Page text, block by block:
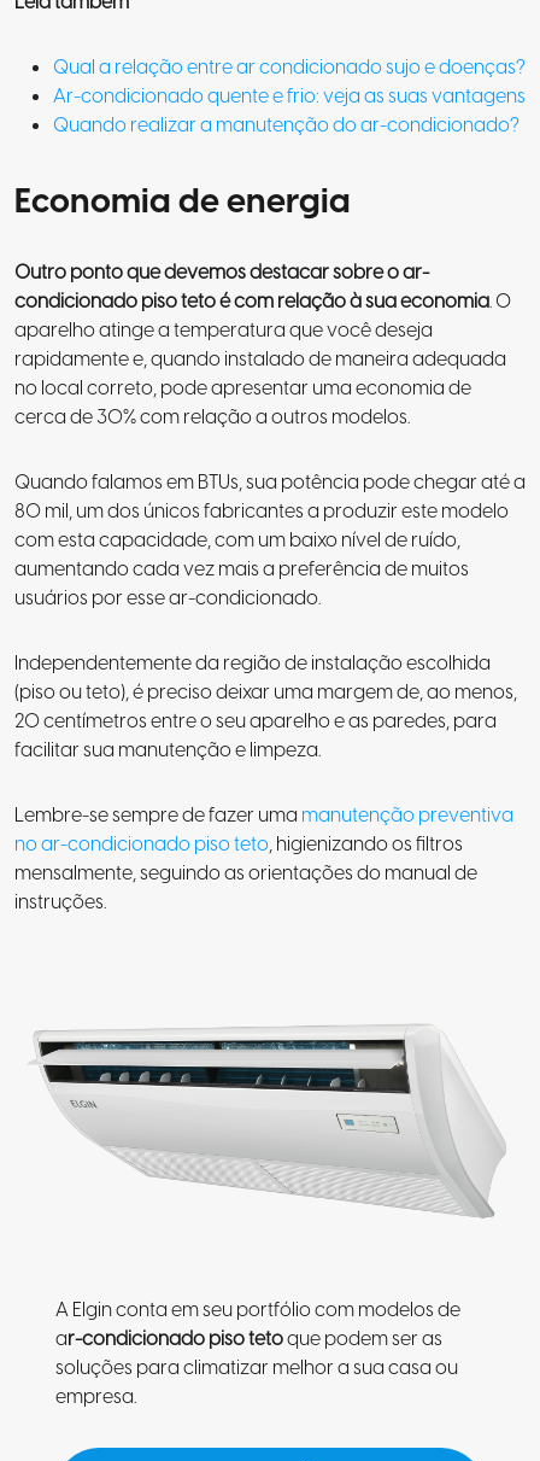
Qual a relação entre ar condicionado sujo e doenças?
Ar-condicionado quente e frio: veja as suas vantagens
Quando realizar a manutenção do ar-condicionado?
Economia de energia
Outro ponto que devemos destacar sobre o ar-
condicionado piso teto é com relação à sua economia. O
aparelho atinge a temperatura que você deseja
rapidamente e, quando instalado de maneira adequada
no local correto, pode apresentar uma economia de
cerca de 30% com relação a outros modelos.
Quando falamos em BTUs, sua potência pode chegar até a
80 mil, um dos únicos fabricantes a produzir este modelo
com esta capacidade, com um baixo nível de ruído,
aumentando cada vez mais a preferência de muitos
usuários por esse ar-condicionado.
Independentemente da região de instalação escolhida
(piso ou teto), é preciso deixar uma margem de, ao menos,
20 centímetros entre o seu aparelho e as paredes, para
facilitar sua manutenção e limpeza.
Lembre-se sempre de fazer uma manutenção preventiva
no ar-condicionado piso teto, higienizando os filtros
mensalmente, seguindo as orientações do manual de
instruções.
A Elgin conta em seu portfólio com modelos de
ar-condicionado piso tetoque podem ser as
soluções para climatizar melhor a sua casa ou
empresa.